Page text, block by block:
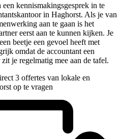
kennismakingsgesprek in te
in Haghorst. Als je van
aan te gaan is het
eerst aan te kunnen kijken. Je
beetje een gevoel heeft met
omdat de accountant een
je regelmatig mee aan de tafel.
3 offertes van lokale en
op te vragen